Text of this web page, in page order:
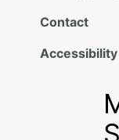
Contact
Accessibility